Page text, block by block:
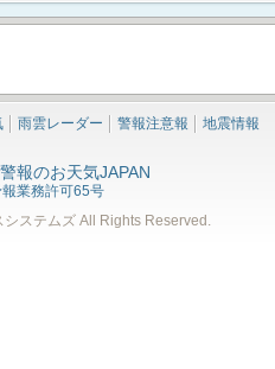
雨雲レーダー 警報注意報 地震情報
報のお天気JAPAN
業務許可65号
ステムズ All Rights Reserved.